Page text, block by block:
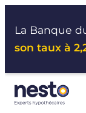
La Banque
son taux à